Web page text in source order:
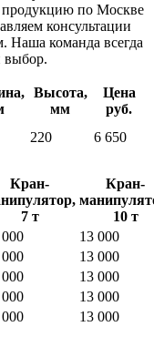
продукцию по Москве
консультации
Наша команда всегда
выбор.
Высота,
мм
Цена
руб.
220
6 650
Кран-
7 т
Кран-
10 т
13 000
13 000
13 000
13 000
13 000